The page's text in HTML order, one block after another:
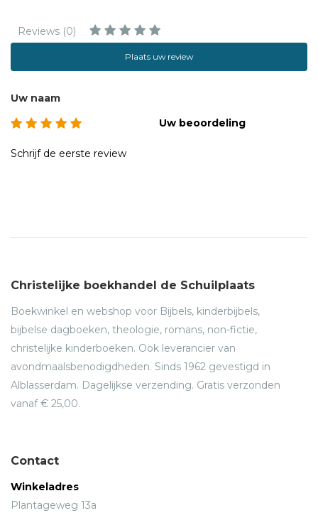
Reviews (0)
Plaats uw review
Uw naam
Uw beoordeling
Schrijf de eerste review
Christelijke boekhandel de Schuilplaats
Boekwinkel en webshop voor Bijbels, kinderbijbels,
bijbelse dagboeken, theologie, romans, non-fictie,
christelijke kinderboeken. Ook leverancier van
avondmaalsbenodigdheden. Sinds 1962 gevestigd in
Alblasserdam. Dagelijkse verzending. Gratis verzonden
vanaf € 25,00.
Contact
Winkeladres
Plantageweg 13a